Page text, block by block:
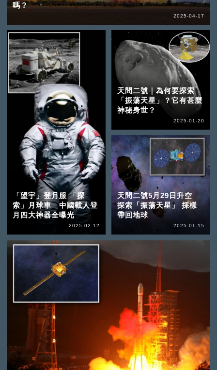
嗎？
2025-04-17
「望宇」登月服 「探
索」月球車 中國載人登
月四大神器全曝光
2025-02-12
天問二號｜為何要探索
「振蕩天星」？它有甚麼
神秘身世？
2025-01-20
天問二號5月29日升空
探索「振蕩天星」 採樣
帶回地球
2025-01-15